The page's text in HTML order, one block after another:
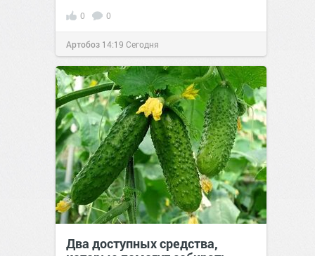
0 0
Артобоз 14:19 Сегодня
Два доступных средства,